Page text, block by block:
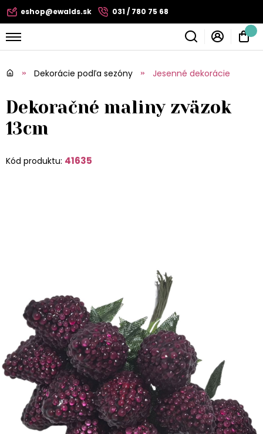
eshop@ewalds.sk 031 / 780 75 68
Dekorácie podľa sezóny Jesenné dekorácie
Dekoračné maliny zväzok
13cm
Kód produktu: 41635